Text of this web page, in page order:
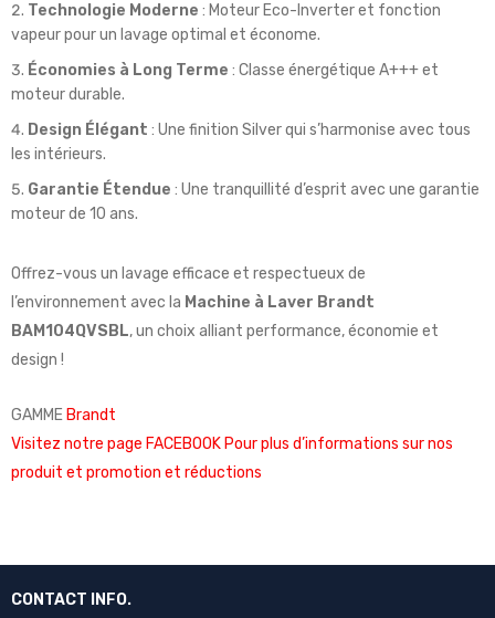
Technologie Moderne : Moteur Eco-Inverter et fonction
vapeur pour un lavage optimal et économe.
Économies à Long Terme : Classe énergétique A+++ et
moteur durable.
Design Élégant : Une finition Silver qui s’harmonise avec tous
les intérieurs.
Garantie Étendue : Une tranquillité d’esprit avec une garantie
moteur de 10 ans.
Offrez-vous un lavage efficace et respectueux de
l’environnement avec la Machine à Laver Brandt
BAM104QVSBL, un choix alliant performance, économie et
design !
GAMME Brandt
Visitez notre page FACEBOOK Pour plus d’informations sur nos
produit et promotion et réductions
CONTACT INFO.